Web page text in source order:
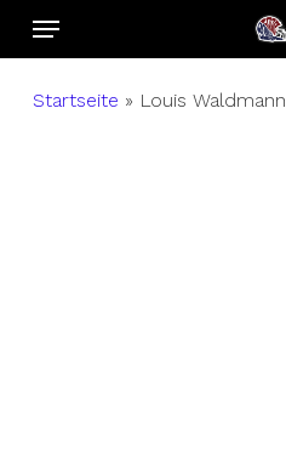
SkipMenu
Startseite » Louis Waldmann